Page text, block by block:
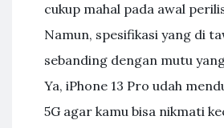
cukup mahal pada awal
Namun, spesifikasi yang di
sebanding dengan mutu
Ya, iPhone 13 Pro udah
5G agar kamu bisa nikmati